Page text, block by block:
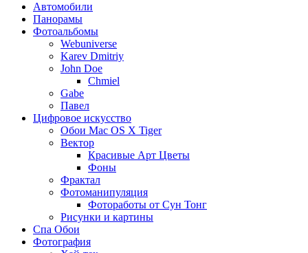
Автомобили
Панорамы
Фотоальбомы
Webuniverse
Karev Dmitriy
John Doe
Chmiel
Gabe
Павел
Цифровое искусство
Обои Mac OS X Tiger
Вектор
Красивые Арт Цветы
Фоны
Фрактал
Фотоманипуляция
Фотоработы от Сун Тонг
Рисунки и картины
Спа Обои
Фотография